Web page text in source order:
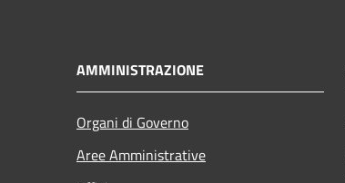
AMMINISTRAZIONE
Organi di Governo
Aree Amministrative